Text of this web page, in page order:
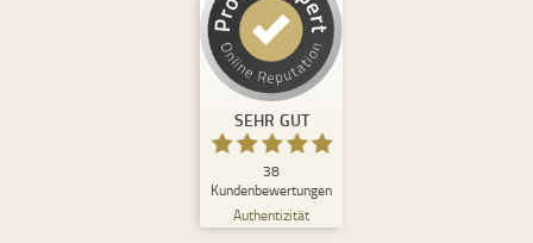
SEHR GUT
38
Kundenbewertungen
Authentizität
Kundenbewertungen und Erfahrungen zu
Andrea Maria Waden
Empfehlungen auf
ProvenExpert.com
SEHR GUT
30
8